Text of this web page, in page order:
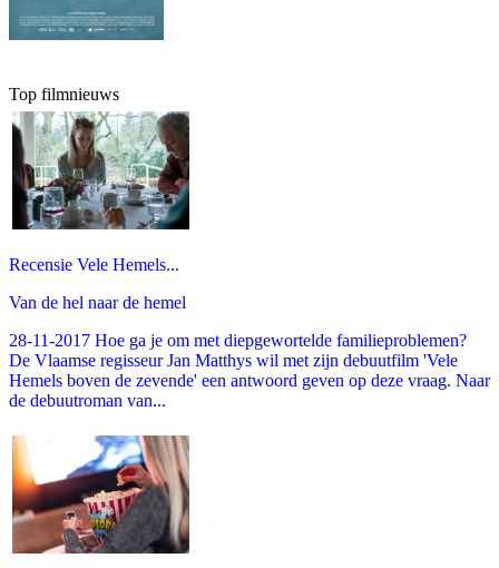
Top filmnieuws
Recensie Vele Hemels...
Van de hel naar de hemel
28-11-2017 Hoe ga je om met diepgewortelde familieproblemen?
De Vlaamse regisseur Jan Matthys wil met zijn debuutfilm 'Vele
Hemels boven de zevende' een antwoord geven op deze vraag. Naar
de debuutroman van...